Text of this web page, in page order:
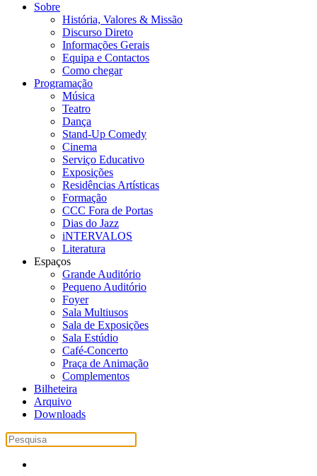
Sobre
História, Valores & Missão
Discurso Direto
Informações Gerais
Equipa e Contactos
Como chegar
Programação
Música
Teatro
Dança
Stand-Up Comedy
Cinema
Serviço Educativo
Exposições
Residências Artísticas
Formação
CCC Fora de Portas
Dias do Jazz
iNTERVALOS
Literatura
Espaços
Grande Auditório
Pequeno Auditório
Foyer
Sala Multiusos
Sala de Exposições
Sala Estúdio
Café-Concerto
Praça de Animação
Complementos
Bilheteira
Arquivo
Downloads